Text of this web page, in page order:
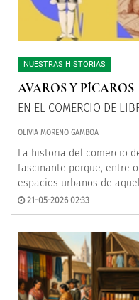
NUESTRAS HISTORIAS
AVAROS Y PÍCAROS
EN EL COMERCIO DE
OLIVIA MORENO GAMBOA
La historia del comercio
fascinante porque, entre
espacios urbanos de
21-05-2026 02:33